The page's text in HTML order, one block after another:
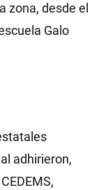
zona, desde el
Galo
adhirieron,
CEDEMS,